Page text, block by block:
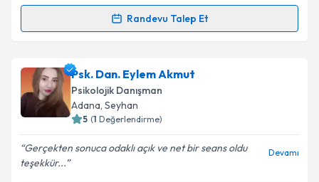
kapsamda işlenmesini kabul ediyorum.
Randevu Talep Et
Randevu Takvimi Talebi
Dr. Psk. Dan. Erdinç Çağlayan
talebi oluşturun. Size bu uzmandan randevu almanız
için bir takvim hazırlandığında e-posta ile
bilgilendireceğiz.
E-posta Adresiniz
Psk. Dan. Eylem Akmut
Psikolojik Danışman
Adana, Seyhan
5 (1 Değerlendirme)
Gerçekten sonuca odaklı açık ve net bir seans oldu
teşekkür...
Devamı